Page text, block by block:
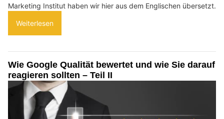
Marketing Institut haben wir hier aus dem Englischen übersetzt.
Weiterlesen
Wie Google Qualität bewertet und wie Sie darauf
reagieren sollten – Teil II